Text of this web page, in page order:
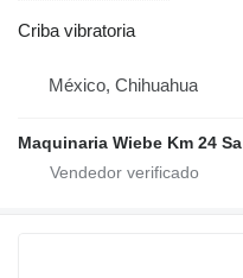
Criba vibratoria
México, Chihuahua
Maquinaria Wiebe Km 24 Sa